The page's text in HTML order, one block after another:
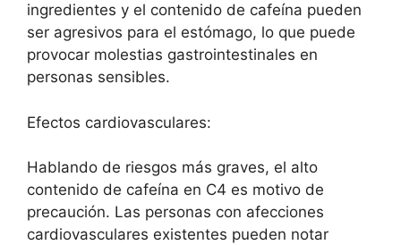
ingredientes y el contenido de cafeína pueden
ser agresivos para el estómago, lo que puede
provocar molestias gastrointestinales en
personas sensibles.
Efectos cardiovasculares:
Hablando de riesgos más graves, el alto
contenido de cafeína en C4 es motivo de
precaución. Las personas con afecciones
cardiovasculares existentes pueden notar